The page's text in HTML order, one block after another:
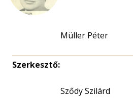
Müller Péter
Szerkesztő:
Sződy Szilárd